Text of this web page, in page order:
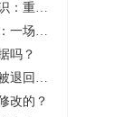
与实践
成就的旅程
吗？
件与策略
改的？